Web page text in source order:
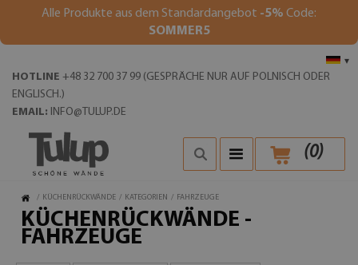
Alle Produkte aus dem Standardangebot -5% Code:
SOMMER5
▾
HOTLINE +48 32 700 37 99 (GESPRÄCHE NUR AUF POLNISCH ODER
ENGLISCH.)
EMAIL: INFO@TULUP.DE
(0)
/ KÜCHENRÜCKWÄNDE / KATEGORIEN / FAHRZEUGE
KÜCHENRÜCKWÄNDE -
FAHRZEUGE